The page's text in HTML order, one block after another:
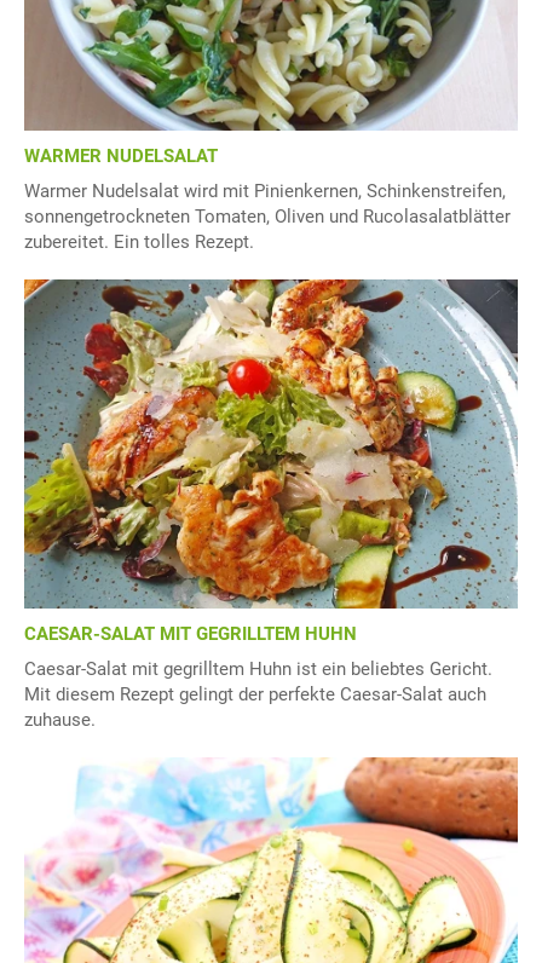
WARMER NUDELSALAT
Warmer Nudelsalat wird mit Pinienkernen, Schinkenstreifen,
sonnengetrockneten Tomaten, Oliven und Rucolasalatblätter
zubereitet. Ein tolles Rezept.
CAESAR-SALAT MIT GEGRILLTEM HUHN
Caesar-Salat mit gegrilltem Huhn ist ein beliebtes Gericht.
Mit diesem Rezept gelingt der perfekte Caesar-Salat auch
zuhause.